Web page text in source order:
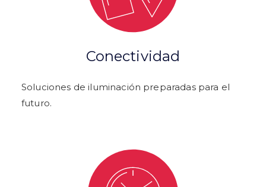
Conectividad
Soluciones de iluminación preparadas para el
futuro.